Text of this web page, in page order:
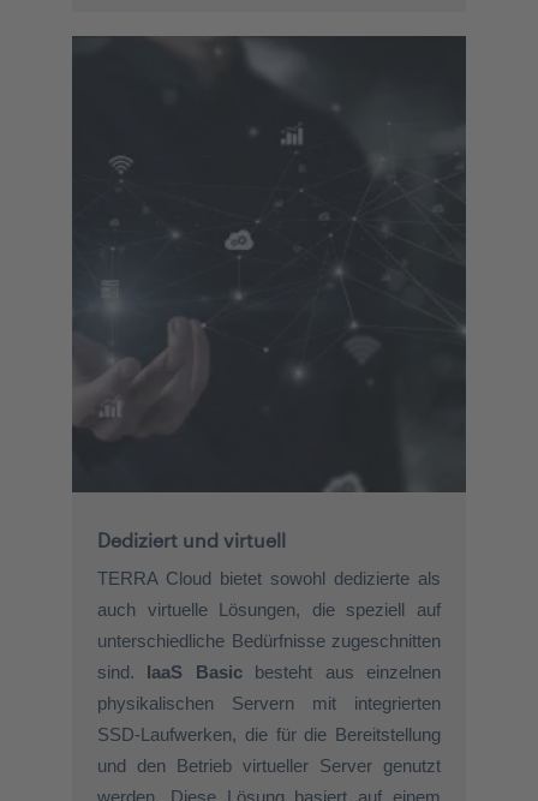
Dediziert und virtuell
TERRA Cloud bietet sowohl dedizierte als
auch virtuelle Lösungen, die speziell auf
unterschiedliche Bedürfnisse zugeschnitten
sind. IaaS Basicbesteht aus einzelnen
physikalischen Servern mit integrierten
SSD-Laufwerken, die für die Bereitstellung
und den Betrieb virtueller Server genutzt
werden. Diese Lösung basiert auf einem